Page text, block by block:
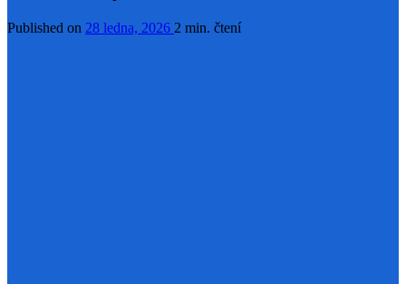
Published on 28 ledna, 2026 2 min. čtení